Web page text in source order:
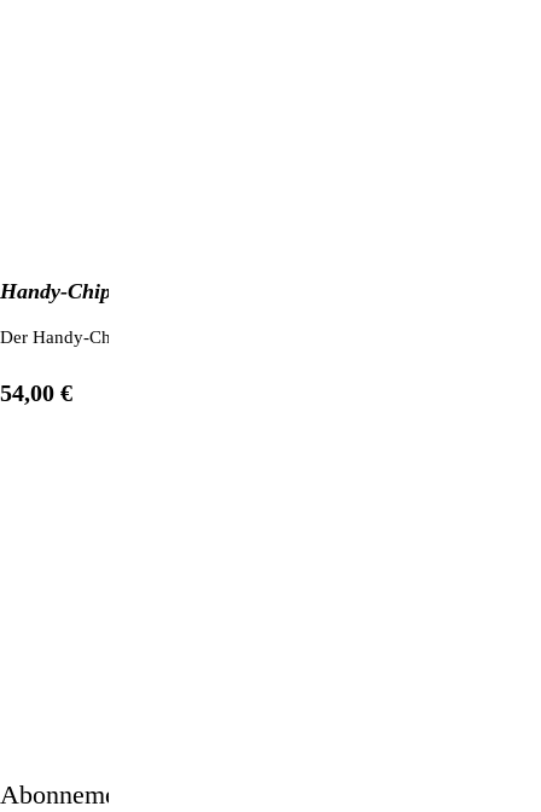
Handy-Chip 6er-Set
Der Handy-Chip schützt Sie nachweislich und effektiv vor den
54,00 €
Abonnement